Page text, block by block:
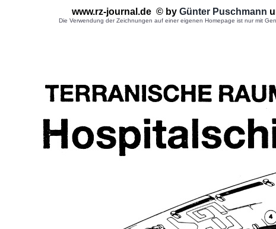
www.rz-journal.de © by Günter Puschmann
Die Verwendung der Zeichnungen auf einer eigenen Homepage ist nur mit